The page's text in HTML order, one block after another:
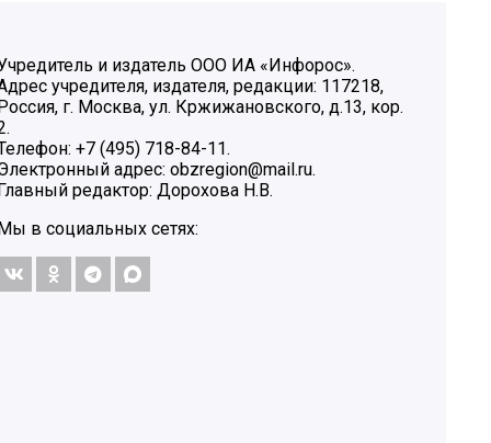
и издатель ООО ИА «Инфорос».
учредителя, издателя, редакции: 117218,
г. Москва, ул. Кржижановского, д.13, кор.
+7 (495) 718-84-11.
адрес: obzregion@mail.ru.
редактор: Дорохова Н.В.
в социальных сетях: